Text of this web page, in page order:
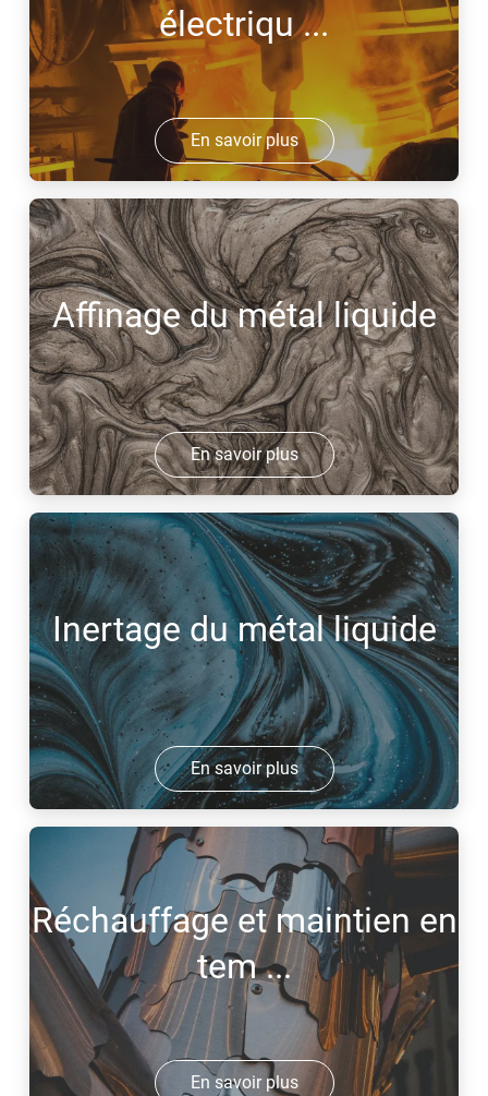
électriqu ...
En savoir plus
Affinage du métal liquide
En savoir plus
Inertage du métal liquide
En savoir plus
Réchauffage et maintien en
tem ...
En savoir plus